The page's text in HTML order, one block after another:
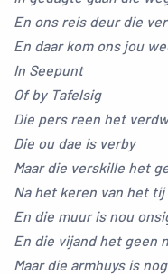
En ons reis deur die
En daar kom ons jou
In Seepunt
Of by Tafelsig
Die pers reen het
Die ou dae is verby
Maar die verskille het
Na het keren van het tij
En die muur is nou
En die vijand het geen
Maar die armhuys is